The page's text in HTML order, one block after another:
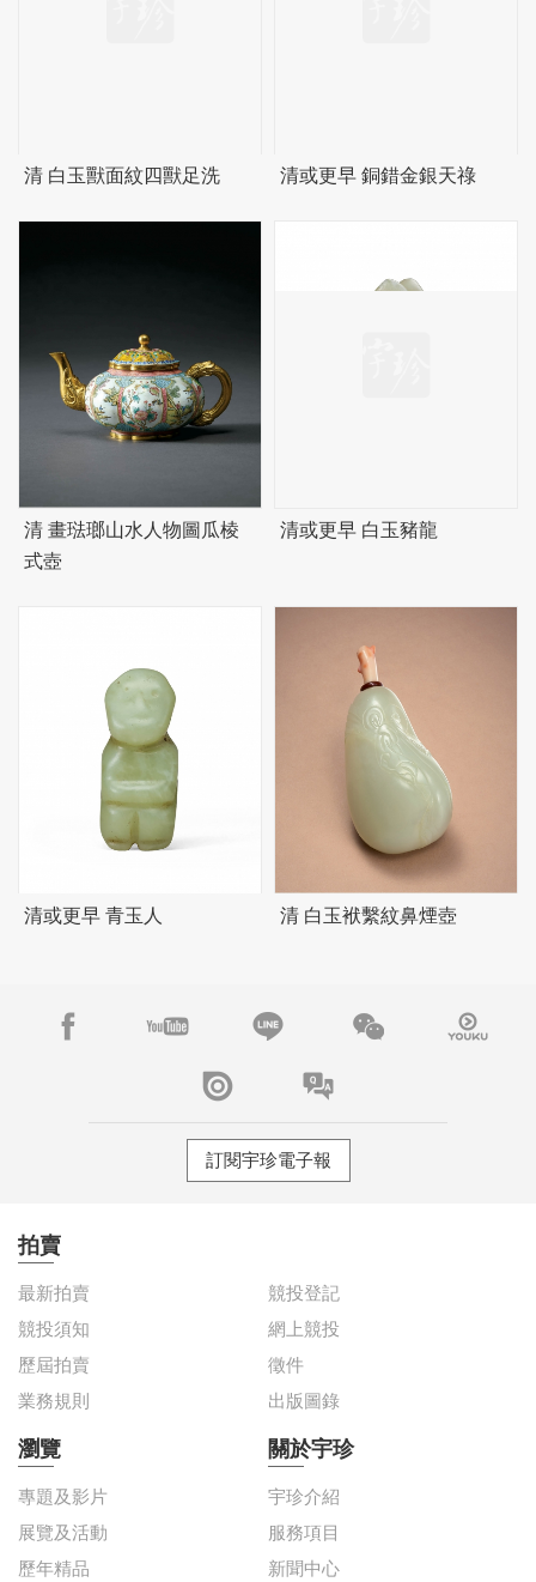
清 白玉獸面紋四獸足洗 清或更早 銅錯金銀天祿
清 畫琺瑯山水人物圖瓜棱
式壺
清或更早 白玉豬龍
清或更早 青玉人 清 白玉袱繫紋鼻煙壺
訂閱宇珍電子報
拍賣
最新拍賣
競投登記
競投須知
網上競投
歷屆拍賣
徵件
業務規則
出版圖錄
瀏覽
專題及影片
展覽及活動
歷年精品
關於宇珍
宇珍介紹
服務項目
新聞中心